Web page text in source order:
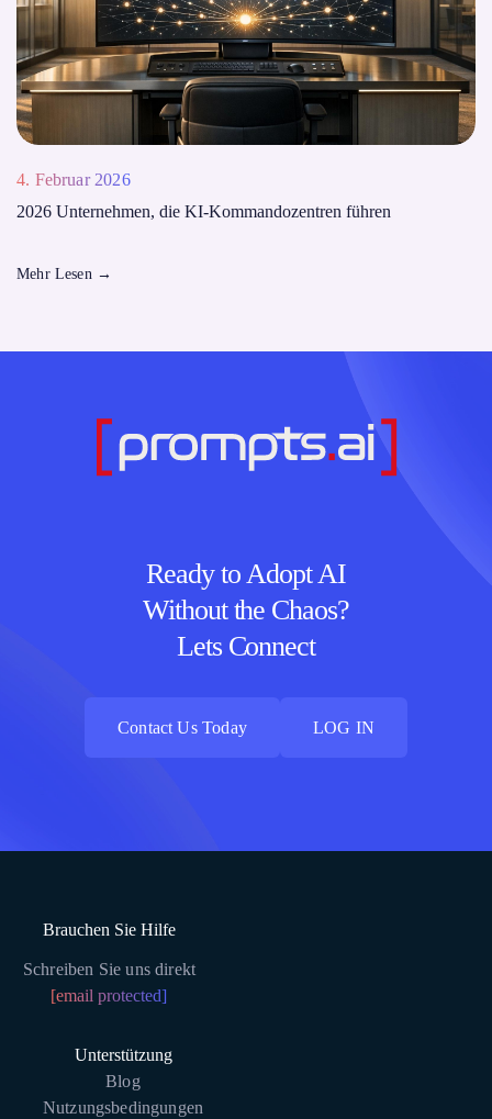
4. Februar 2026
2026 Unternehmen, die KI-Kommandozentren führen
Mehr Lesen →
Ready to Adopt AI
Without the Chaos?
Lets Connect
Contact Us Today
LOG IN
Brauchen Sie Hilfe
Schreiben Sie uns direkt
[email protected]
Unterstützung
Blog
Nutzungsbedingungen